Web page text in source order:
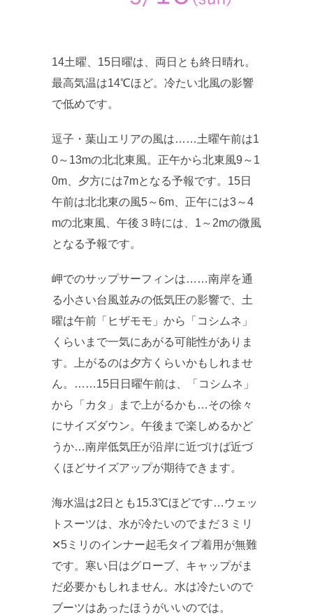
14土曜、15日曜は、両日とも終日晴れ。
最高気温は14℃ほど。冷たい北風の影響
で低めです。
逗子・葉山エリアの風は……土曜午前は1
0～13mの北北東風。正午から北東風9～1
0m、夕方には7mとなる予報です。15日
午前は北北東の風5～6m、正午には3～4
mの北東風、午後３時には、1～2mの微風
となる予報です。
岬でのサップサーフィンは……南岸を通
る小さい台風並みの低気圧の影響で、土
曜は午前「ヒザモモ」から「コシムネ」
くらいまで一気にあがる可能性がありま
す。上がるのは夕方くらいかもしれませ
ん。……15日日曜午前は、「コシムネ」
から「カタ」まで上がるかも…その徐々
にサイズダウン。午後まで楽しめるかど
うか…南岸低気圧が沿岸に近づけば近づ
くほどサイズアップが期待できます。
海水温は2日とも15.3℃ほどです…ウェッ
トスーツは、水が冷たいのでまだ３ミリ
✕5ミリのインナー起毛タイプ着用が無難
です。寒い日はグローブ、キャップがま
だ必要かもしれません。水は冷たいので
ブーツはあったほうがいいのでは。